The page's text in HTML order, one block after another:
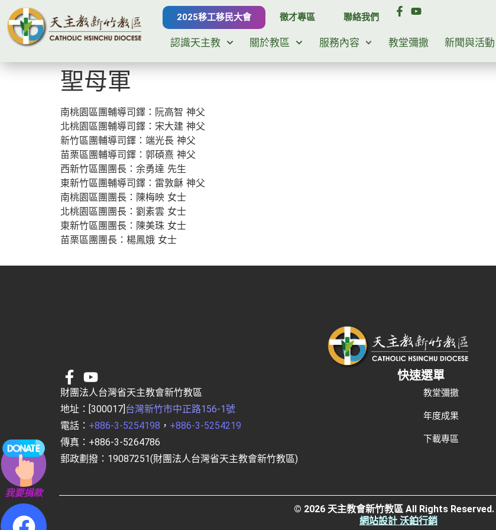
2025移工移民大會 徵才專區 聯絡我們
認識天主教 關於教區 服務內容 教堂彌撒 新聞與活動
聖母軍
南桃園區團輔導司鐸：阮高智 神父
北桃園區團輔導司鐸：宋大建 神父
新竹區團輔導司鐸：端光長 神父
苗栗區團輔導司鐸：郭碩熹 神父
西新竹區團團長：余勇達 先生
東新竹區團輔導司鐸：雷敦龢 神父
南桃園區團團長：陳梅映 女士
北桃園區團團長：劉素雲 女士
東新竹區團團長：陳美珠 女士
苗栗區團團長：楊鳳娥 女士
財團法人台灣省天主教會新竹教區
地址：[300017]台灣新竹市中正路156-1號
電話： +886-3-5254198 ， +886-3-5254219
傳真：+886-3-5264786
郵政劃撥：19087251(財團法人台灣省天主教會新竹教區)
我要捐款
快速選單
教堂彌撒
年度成果
下載專區
© 2026 天主教會新竹教區 All Rights Reserved.
網站設計 沃鉑行銷